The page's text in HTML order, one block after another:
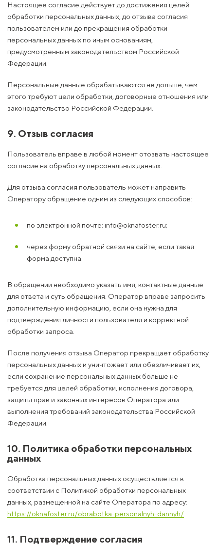
Настоящее согласие действует до достижения целей
обработки персональных данных, до отзыва согласия
пользователем или до прекращения обработки
персональных данных по иным основаниям,
предусмотренным законодательством Российской
Федерации.
Персональные данные обрабатываются не дольше, чем
этого требуют цели обработки, договорные отношения или
законодательство Российской Федерации.
9. Отзыв согласия
Пользователь вправе в любой момент отозвать настоящее
согласие на обработку персональных данных.
Для отзыва согласия пользователь может направить
Оператору обращение одним из следующих способов:
по электронной почте: info@oknafoster.ru;
через форму обратной связи на сайте, если такая
форма доступна.
В обращении необходимо указать имя, контактные данные
для ответа и суть обращения. Оператор вправе запросить
дополнительную информацию, если она нужна для
подтверждения личности пользователя и корректной
обработки запроса.
После получения отзыва Оператор прекращает обработку
персональных данных и уничтожает или обезличивает их,
если сохранение персональных данных больше не
требуется для целей обработки, исполнения договора,
защиты прав и законных интересов Оператора или
выполнения требований законодательства Российской
Федерации.
10. Политика обработки персональных
данных
Обработка персональных данных осуществляется в
соответствии с Политикой обработки персональных
данных, размещенной на сайте Оператора по адресу:
https://oknafoster.ru/obrabotka-personalnyh-dannyh/
11. Подтверждение согласия